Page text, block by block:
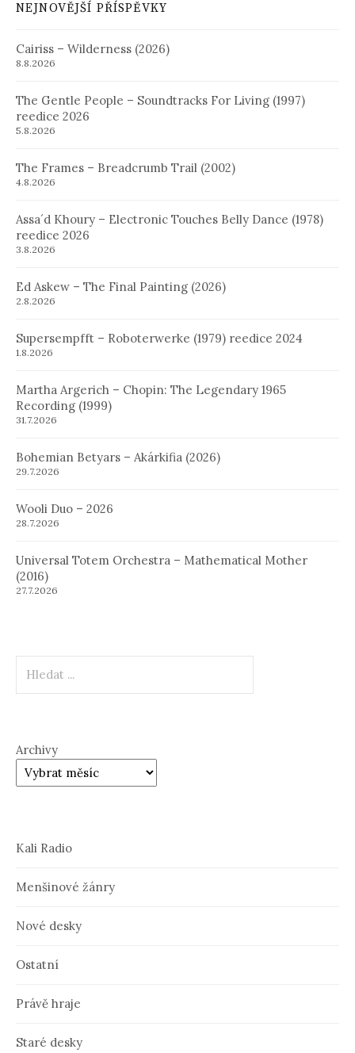
NEJNOVĚJŠÍ PŘÍSPĚVKY
Cairiss – Wilderness (2026)
8.8.2026
The Gentle People – Soundtracks For Living (1997)
reedice 2026
5.8.2026
The Frames – Breadcrumb Trail (2002)
4.8.2026
Assa´d Khoury – Electronic Touches Belly Dance (1978)
reedice 2026
3.8.2026
Ed Askew – The Final Painting (2026)
2.8.2026
Supersempfft – Roboterwerke (1979) reedice 2024
1.8.2026
Martha Argerich – Chopin: The Legendary 1965
Recording (1999)
31.7.2026
Bohemian Betyars – Akárkifia (2026)
29.7.2026
Wooli Duo – 2026
28.7.2026
Universal Totem Orchestra – Mathematical Mother
(2016)
27.7.2026
Archivy
Kali Radio
Menšinové žánry
Nové desky
Ostatní
Právě hraje
Staré desky